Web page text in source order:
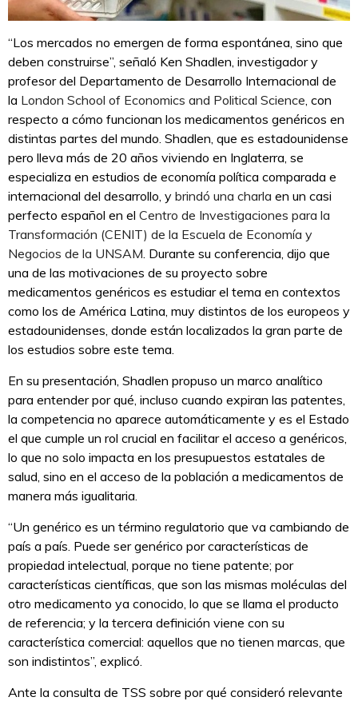
“Los mercados no emergen de forma espontánea, sino que
deben construirse”, señaló Ken Shadlen, investigador y
profesor del Departamento de Desarrollo Internacional de
la London School of Economics and Political Science , con
respecto a cómo funcionan los medicamentos genéricos en
distintas partes del mundo. Shadlen, que es estadounidense
pero lleva más de 20 años viviendo en Inglaterra, se
especializa en estudios de economía política comparada e
internacional del desarrollo, y brindó una charla en un casi
perfecto español en el Centro de Investigaciones para la
Transformación (CENIT) de la Escuela de Economía y
Negocios de la UNSAM . Durante su conferencia, dijo que
una de las motivaciones de su proyecto sobre
medicamentos genéricos es estudiar el tema en contextos
como los de América Latina, muy distintos de los europeos y
estadounidenses, donde están localizados la gran parte de
los estudios sobre este tema.
En su presentación, Shadlen propuso un marco analítico
para entender por qué, incluso cuando expiran las patentes,
la competencia no aparece automáticamente y es el Estado
el que cumple un rol crucial en facilitar el acceso a genéricos,
lo que no solo impacta en los presupuestos estatales de
salud, sino en el acceso de la población a medicamentos de
manera más igualitaria.
“Un genérico es un término regulatorio que va cambiando de
país a país. Puede ser genérico por características de
propiedad intelectual, porque no tiene patente; por
características científicas, que son las mismas moléculas del
otro medicamento ya conocido, lo que se llama el producto
de referencia; y la tercera definición viene con su
característica comercial: aquellos que no tienen marcas, que
son indistintos”, explicó.
Ante la consulta de TSS sobre por qué consideró relevante